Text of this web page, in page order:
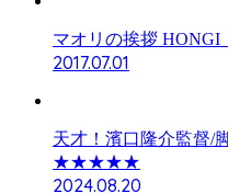
マオリの挨拶
2017.07.01
天才！濱口隆介監督/
★★★★★
2024.08.20